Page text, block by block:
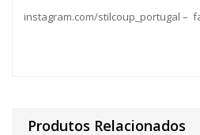
instagram.com/stilcoup_portugal –
Produtos Relacionados